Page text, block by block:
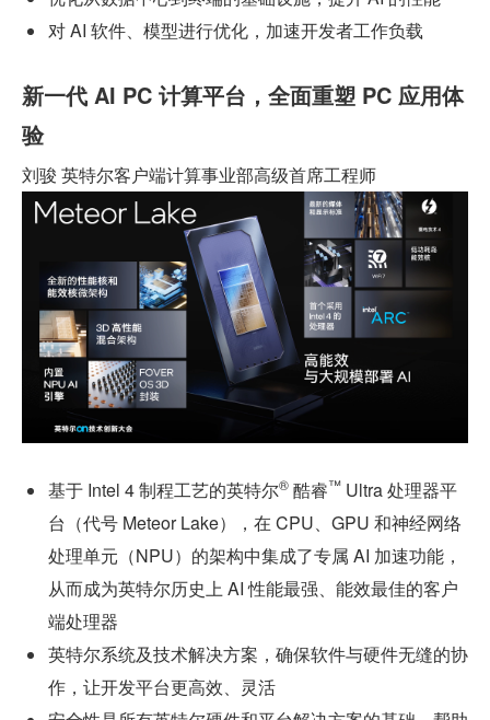
对 AI 软件、模型进行优化，加速开发者工作负载
新一代 AI PC 计算平台，全面重塑 PC 应用体
验
刘骏 英特尔客户端计算事业部高级首席工程师
基于 Intel 4 制程工艺的英特尔® 酷睿™ Ultra 处理器平
台（代号 Meteor Lake），在 CPU、GPU 和神经网络
处理单元（NPU）的架构中集成了专属 AI 加速功能，
从而成为英特尔历史上 AI 性能最强、能效最佳的客户
端处理器
英特尔系统及技术解决方案，确保软件与硬件无缝的协
作，让开发平台更高效、灵活